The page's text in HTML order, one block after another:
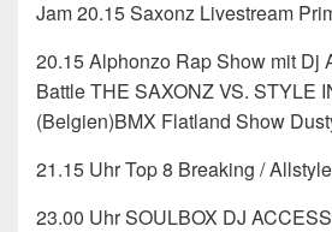
Jam 20.15 Saxonz Livestream
20.15 Alphonzo Rap Show mit Dj
Battle THE SAXONZ VS. STYLE
(Belgien)BMX Flatland Show
21.15 Uhr Top 8 Breaking /
23.00 Uhr SOULBOX DJ ACCESS